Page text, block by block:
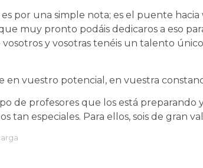
por una simple nota; es el puente hacia
muy pronto podáis dedicaros a eso
vosotros y vosotras tenéis un talento
en vuestro potencial, en vuestra
de profesores que los está preparando
tan especiales. Para ellos, sois de gran